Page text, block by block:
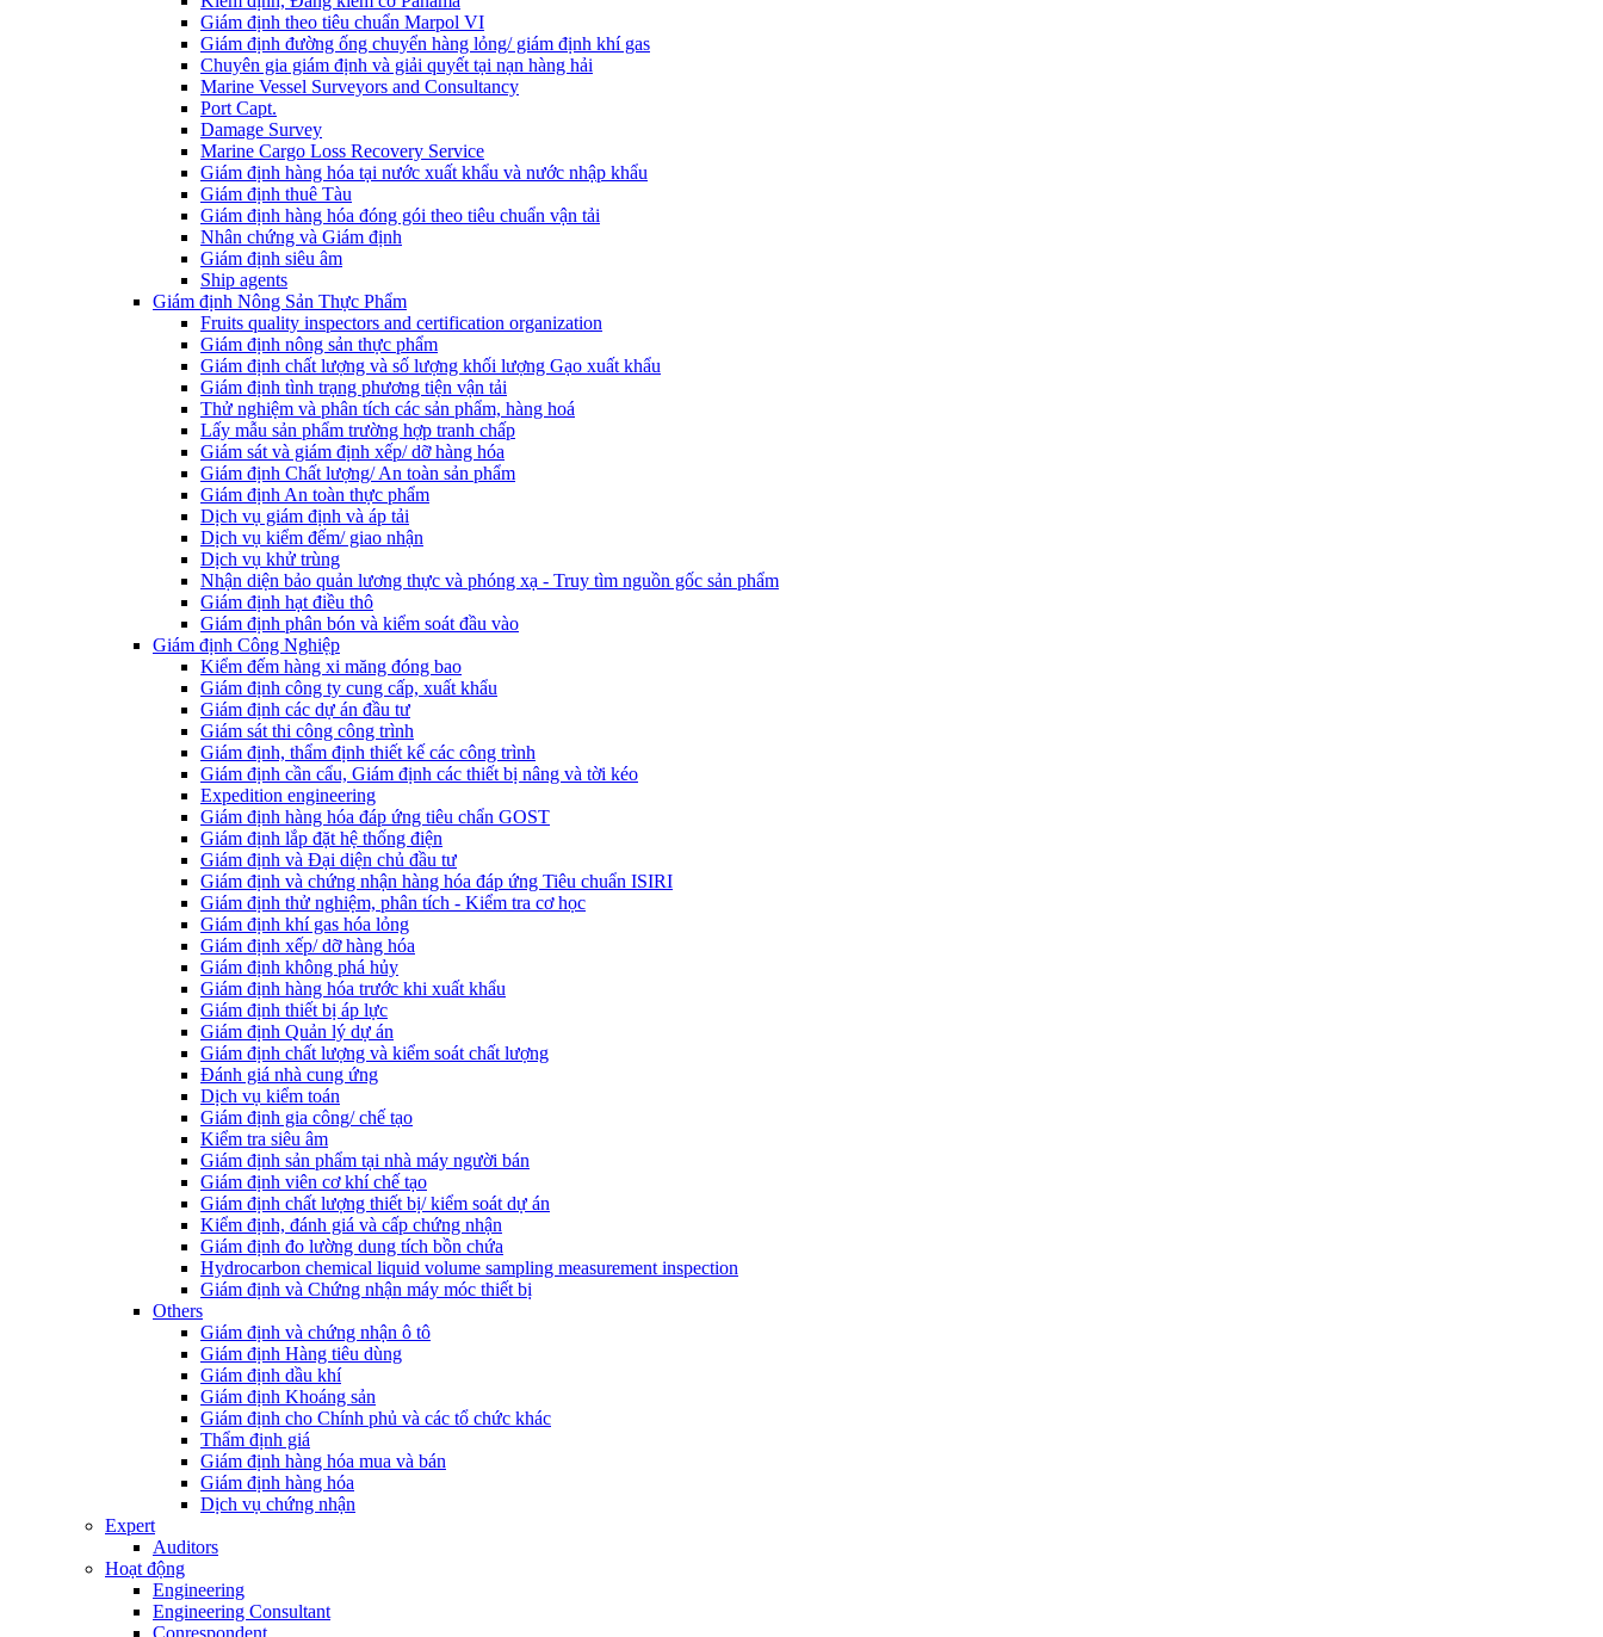
Giám định theo tiêu chuẩn Marpol VI
Giám định đường ống chuyển hàng lỏng/ giám định khí gas
Chuyên gia giám định và giải quyết tại nạn hàng hải
Marine Vessel Surveyors and Consultancy
Port Capt.
Damage Survey
Marine Cargo Loss Recovery Service
Giám định hàng hóa tại nước xuất khẩu và nước nhập khẩu
Giám định thuê Tàu
Giám định hàng hóa đóng gói theo tiêu chuẩn vận tải
Nhân chứng và Giám định
Giám định siêu âm
Ship agents
Giám định Nông Sản Thực Phẩm
Fruits quality inspectors and certification organization
Giám định nông sản thực phẩm
Giám định chất lượng và số lượng khối lượng Gạo xuất khẩu
Giám định tình trạng phương tiện vận tải
Thử nghiệm và phân tích các sản phẩm, hàng hoá
Lấy mẫu sản phẩm trường hợp tranh chấp
Giám sát và giám định xếp/ dỡ hàng hóa
Giám định Chất lượng/ An toàn sản phẩm
Giám định An toàn thực phẩm
Dịch vụ giám định và áp tải
Dịch vụ kiểm đếm/ giao nhận
Dịch vụ khử trùng
Nhận diện bảo quản lương thực và phóng xạ - Truy tìm nguồn gốc sản phẩm
Giám định hạt điều thô
Giám định phân bón và kiểm soát đầu vào
Giám định Công Nghiệp
Kiểm đếm hàng xi măng đóng bao
Giám định công ty cung cấp, xuất khẩu
Giám định các dự án đầu tư
Giám sát thi công công trình
Giám định, thẩm định thiết kế các công trình
Giám định cần cẩu, Giám định các thiết bị nâng và tời kéo
Expedition engineering
Giám định hàng hóa đáp ứng tiêu chẩn GOST
Giám định lắp đặt hệ thống điện
Giám định và Đại diện chủ đầu tư
Giám định và chứng nhận hàng hóa đáp ứng Tiêu chuẩn ISIRI
Giám định thử nghiệm, phân tích - Kiểm tra cơ học
Giám định khí gas hóa lỏng
Giám định xếp/ dỡ hàng hóa
Giám định không phá hủy
Giám định hàng hóa trước khi xuất khẩu
Giám định thiết bị áp lực
Giám định Quản lý dự án
Giám định chất lượng và kiểm soát chất lượng
Đánh giá nhà cung ứng
Dịch vụ kiểm toán
Giám định gia công/ chế tạo
Kiểm tra siêu âm
Giám định sản phẩm tại nhà máy người bán
Giám định viên cơ khí chế tạo
Giám định chất lượng thiết bị/ kiểm soát dự án
Kiểm định, đánh giá và cấp chứng nhận
Giám định đo lường dung tích bồn chứa
Hydrocarbon chemical liquid volume sampling measurement inspection
Giám định và Chứng nhận máy móc thiết bị
Others
Giám định và chứng nhận ô tô
Giám định Hàng tiêu dùng
Giám định dầu khí
Giám định Khoáng sản
Giám định cho Chính phủ và các tổ chức khác
Thẩm định giá
Giám định hàng hóa mua và bán
Giám định hàng hóa
Dịch vụ chứng nhận
Expert
Auditors
Hoạt động
Engineering
Engineering Consultant